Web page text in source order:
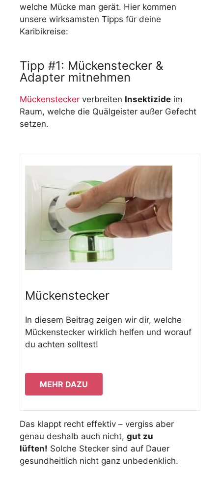
welche Mücke man gerät. Hier kommen
unsere wirksamsten Tipps für deine
Karibikreise:
Tipp #1: Mückenstecker &
Adapter mitnehmen
Mückenstecker verbreiten Insektizide im
Raum, welche die Quälgeister außer Gefecht
setzen.
Mückenstecker
In diesem Beitrag zeigen wir dir, welche
Mückenstecker wirklich helfen und worauf
du achten solltest!
MEHR DAZU
Das klappt recht effektiv – vergiss aber
genau deshalb auch nicht, gut zu
lüften! Solche Stecker sind auf Dauer
gesundheitlich nicht ganz unbedenklich.